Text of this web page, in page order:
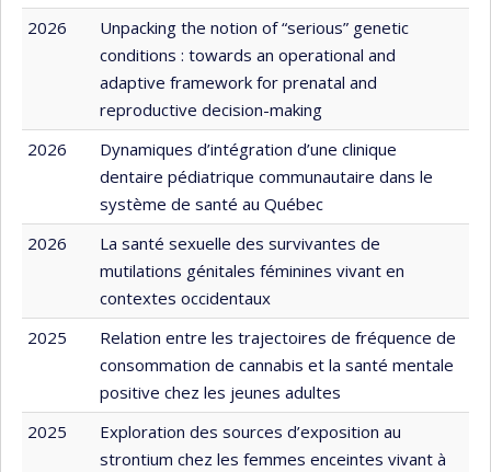
2026
Unpacking the notion of “serious” genetic
conditions : towards an operational and
adaptive framework for prenatal and
reproductive decision-making
2026
Dynamiques d’intégration d’une clinique
dentaire pédiatrique communautaire dans le
système de santé au Québec
2026
La santé sexuelle des survivantes de
mutilations génitales féminines vivant en
contextes occidentaux
2025
Relation entre les trajectoires de fréquence de
consommation de cannabis et la santé mentale
positive chez les jeunes adultes
2025
Exploration des sources d’exposition au
strontium chez les femmes enceintes vivant à